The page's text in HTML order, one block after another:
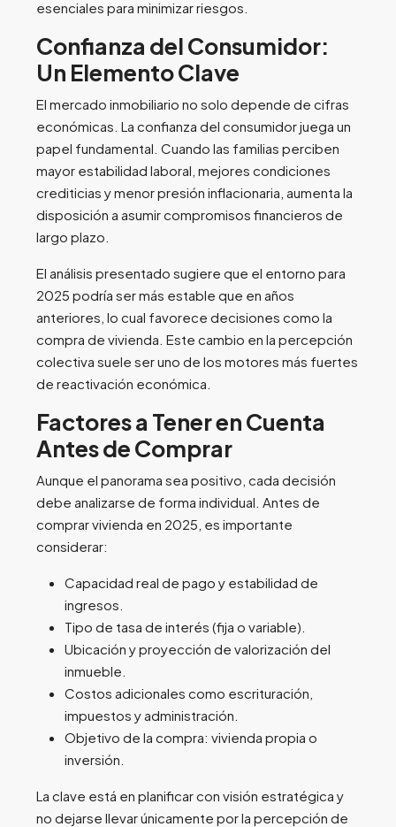
esenciales para minimizar riesgos.
Confianza del Consumidor:
Un Elemento Clave
El mercado inmobiliario no solo depende de cifras
económicas. La confianza del consumidor juega un
papel fundamental. Cuando las familias perciben
mayor estabilidad laboral, mejores condiciones
crediticias y menor presión inflacionaria, aumenta la
disposición a asumir compromisos financieros de
largo plazo.
El análisis presentado sugiere que el entorno para
2025 podría ser más estable que en años
anteriores, lo cual favorece decisiones como la
compra de vivienda. Este cambio en la percepción
colectiva suele ser uno de los motores más fuertes
de reactivación económica.
Factores a Tener en Cuenta
Antes de Comprar
Aunque el panorama sea positivo, cada decisión
debe analizarse de forma individual. Antes de
comprar vivienda en 2025, es importante
considerar:
Capacidad real de pago y estabilidad de
ingresos.
Tipo de tasa de interés (fija o variable).
Ubicación y proyección de valorización del
inmueble.
Costos adicionales como escrituración,
impuestos y administración.
Objetivo de la compra: vivienda propia o
inversión.
La clave está en planificar con visión estratégica y
no dejarse llevar únicamente por la percepción de